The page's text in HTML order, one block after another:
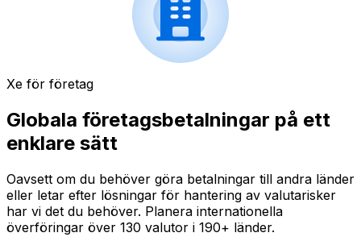
Xe för företag
Globala företagsbetalningar på ett
enklare sätt
Oavsett om du behöver göra betalningar till andra länder
eller letar efter lösningar för hantering av valutarisker
har vi det du behöver. Planera internationella
överföringar över 130 valutor i 190+ länder.